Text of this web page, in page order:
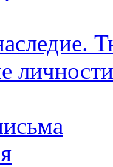
личности